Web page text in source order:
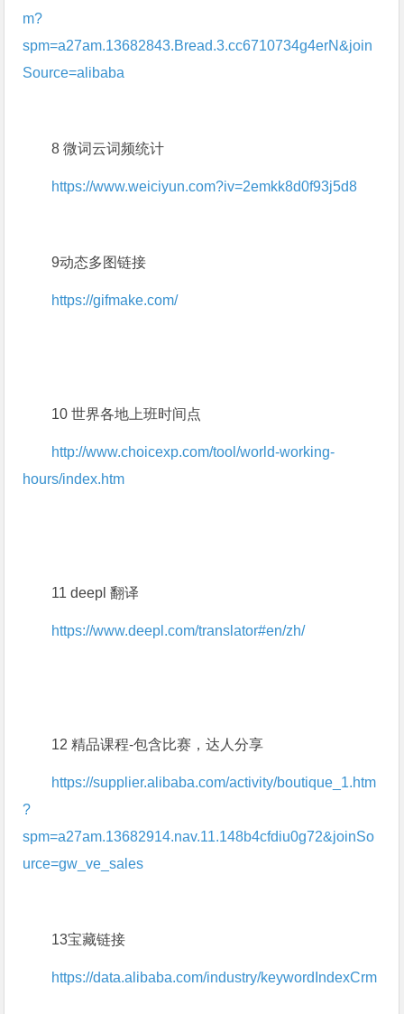
m?
spm=a27am.13682843.Bread.3.cc6710734g4erN&join
Source=alibaba
8 微词云词频统计
https://www.weiciyun.com?iv=2emkk8d0f93j5d8
9动态多图链接
https://gifmake.com/
10 世界各地上班时间点
http://www.choicexp.com/tool/world-working-
hours/index.htm
11 deepl 翻译
https://www.deepl.com/translator#en/zh/
12 精品课程-包含比赛，达人分享
https://supplier.alibaba.com/activity/boutique_1.htm
?
spm=a27am.13682914.nav.11.148b4cfdiu0g72&joinSo
urce=gw_ve_sales
13宝藏链接
https://data.alibaba.com/industry/keywordIndexCrm